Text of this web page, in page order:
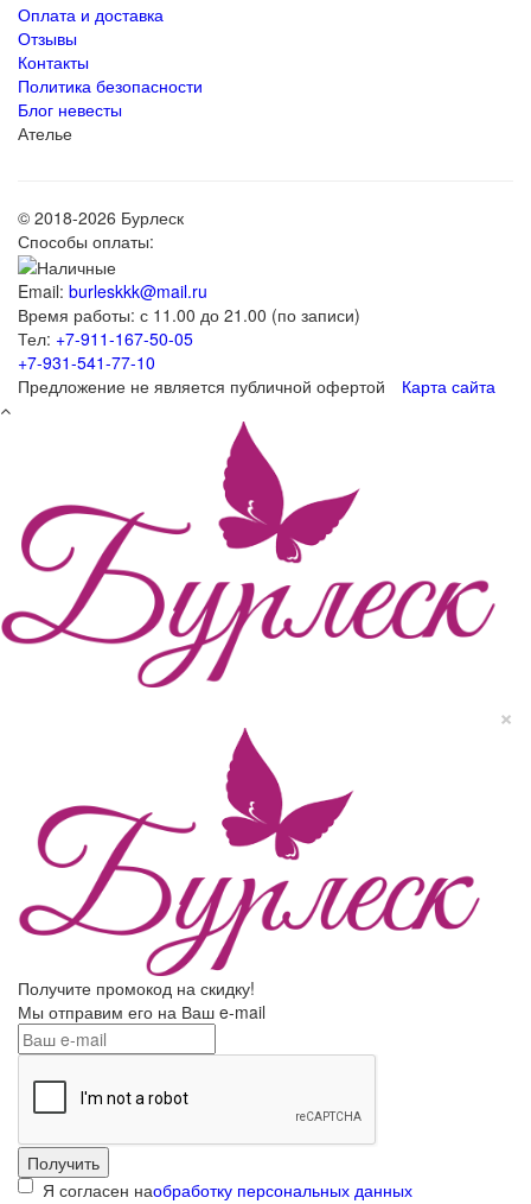
Оплата и доставка
Отзывы
Контакты
Политика безопасности
Блог невесты
Ателье
© 2018-2026 Бурлеск
Способы оплаты:
Email: burleskkk@mail.ru
Время работы: с 11.00 до 21.00 (по записи)
Тел: +7-911-167-50-05
+7-931-541-77-10
Предложение не является публичной офертой
Карта сайта
×
Получите промокод на скидку!
Мы отправим его на Ваш e-mail
Я согласен наобработку персональных данных